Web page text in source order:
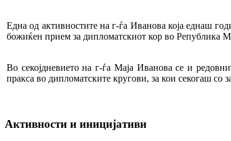
Една од активностите на г-ѓа Иванова која еднаш
божиќен прием за дипломатскиот кор во Република
Во секојдневието на г-ѓа Маја Иванова се и
пракса во дипломатските кругови, за кои секогаш
Активности и иницијативи